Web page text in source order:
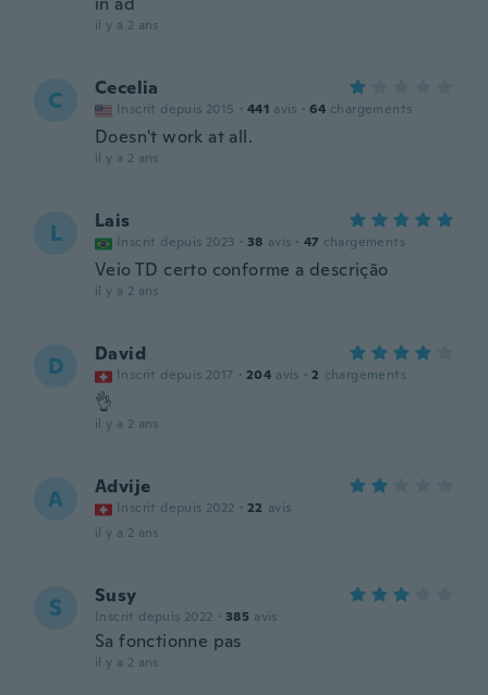
il y a 2 ans
C Cecelia
Inscrit depuis 2015 · 441 avis · 64 chargements
Doesn't work at all.
il y a 2 ans
L Lais
Inscrit depuis 2023 · 38 avis · 47 chargements
Veio TD certo conforme a descrição
il y a 2 ans
D David
Inscrit depuis 2017 · 204 avis · 2 chargements
👌
il y a 2 ans
A Advije
Inscrit depuis 2022 · 22 avis
il y a 2 ans
S Susy
Inscrit depuis 2022 · 385 avis
Sa fonctionne pas
il y a 2 ans